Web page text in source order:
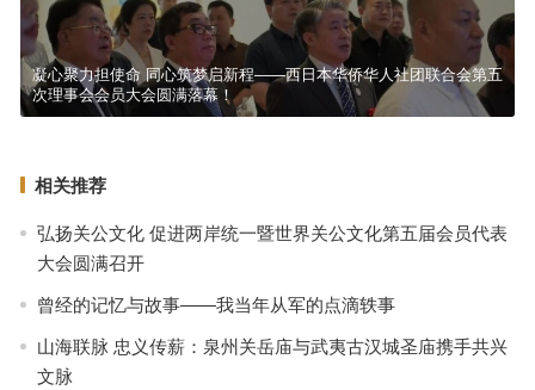
凝心聚力担使命 同心筑梦启新程——西日本华侨华人社团联合会第五
次理事会会员大会圆满落幕！
相关推荐
弘扬关公文化 促进两岸统一暨世界关公文化第五届会员代表
大会圆满召开
曾经的记忆与故事——我当年从军的点滴轶事
山海联脉 忠义传薪：泉州关岳庙与武夷古汉城圣庙携手共兴
文脉